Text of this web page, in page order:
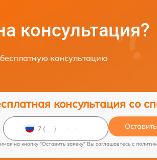
консультация?
консультацию
консультация со
на кнопку "Оставить заявку" Вы соглашаетесь c